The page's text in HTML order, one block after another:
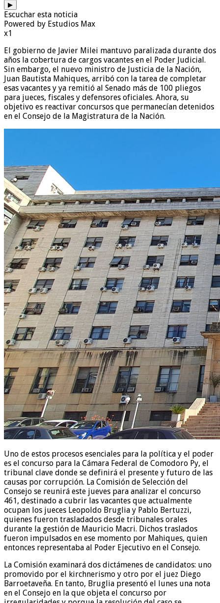
▶
Escuchar esta noticia
Powered by Estudios Max
x1
El gobierno de Javier Milei mantuvo paralizada durante dos
años la cobertura de cargos vacantes en el Poder Judicial.
Sin embargo, el nuevo ministro de Justicia de la Nación,
Juan Bautista Mahiques, arribó con la tarea de completar
esas vacantes y ya remitió al Senado más de 100 pliegos
para jueces, fiscales y defensores oficiales. Ahora, su
objetivo es reactivar concursos que permanecían detenidos
en el Consejo de la Magistratura de la Nación.
Uno de estos procesos esenciales para la política y el poder
es el concurso para la Cámara Federal de Comodoro Py, el
tribunal clave donde se definirá el presente y futuro de las
causas por corrupción. La Comisión de Selección del
Consejo se reunirá este jueves para analizar el concurso
461, destinado a cubrir las vacantes que actualmente
ocupan los jueces Leopoldo Bruglia y Pablo Bertuzzi,
quienes fueron trasladados desde tribunales orales
durante la gestión de Mauricio Macri. Dichos traslados
fueron impulsados en ese momento por Mahiques, quien
entonces representaba al Poder Ejecutivo en el Consejo.
La Comisión examinará dos dictámenes de candidatos: uno
promovido por el kirchnerismo y otro por el juez Diego
Barroetaveña. En tanto, Bruglia presentó el lunes una nota
en el Consejo en la que objeta el concurso por